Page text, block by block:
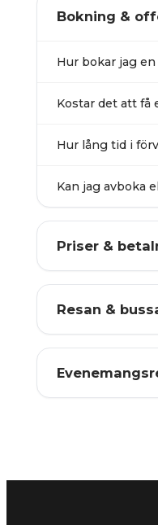
Bokning &
Hur bokar jag en
Kostar det att få
Hur lång tid i
Kan jag avboka
Priser &
Resan &